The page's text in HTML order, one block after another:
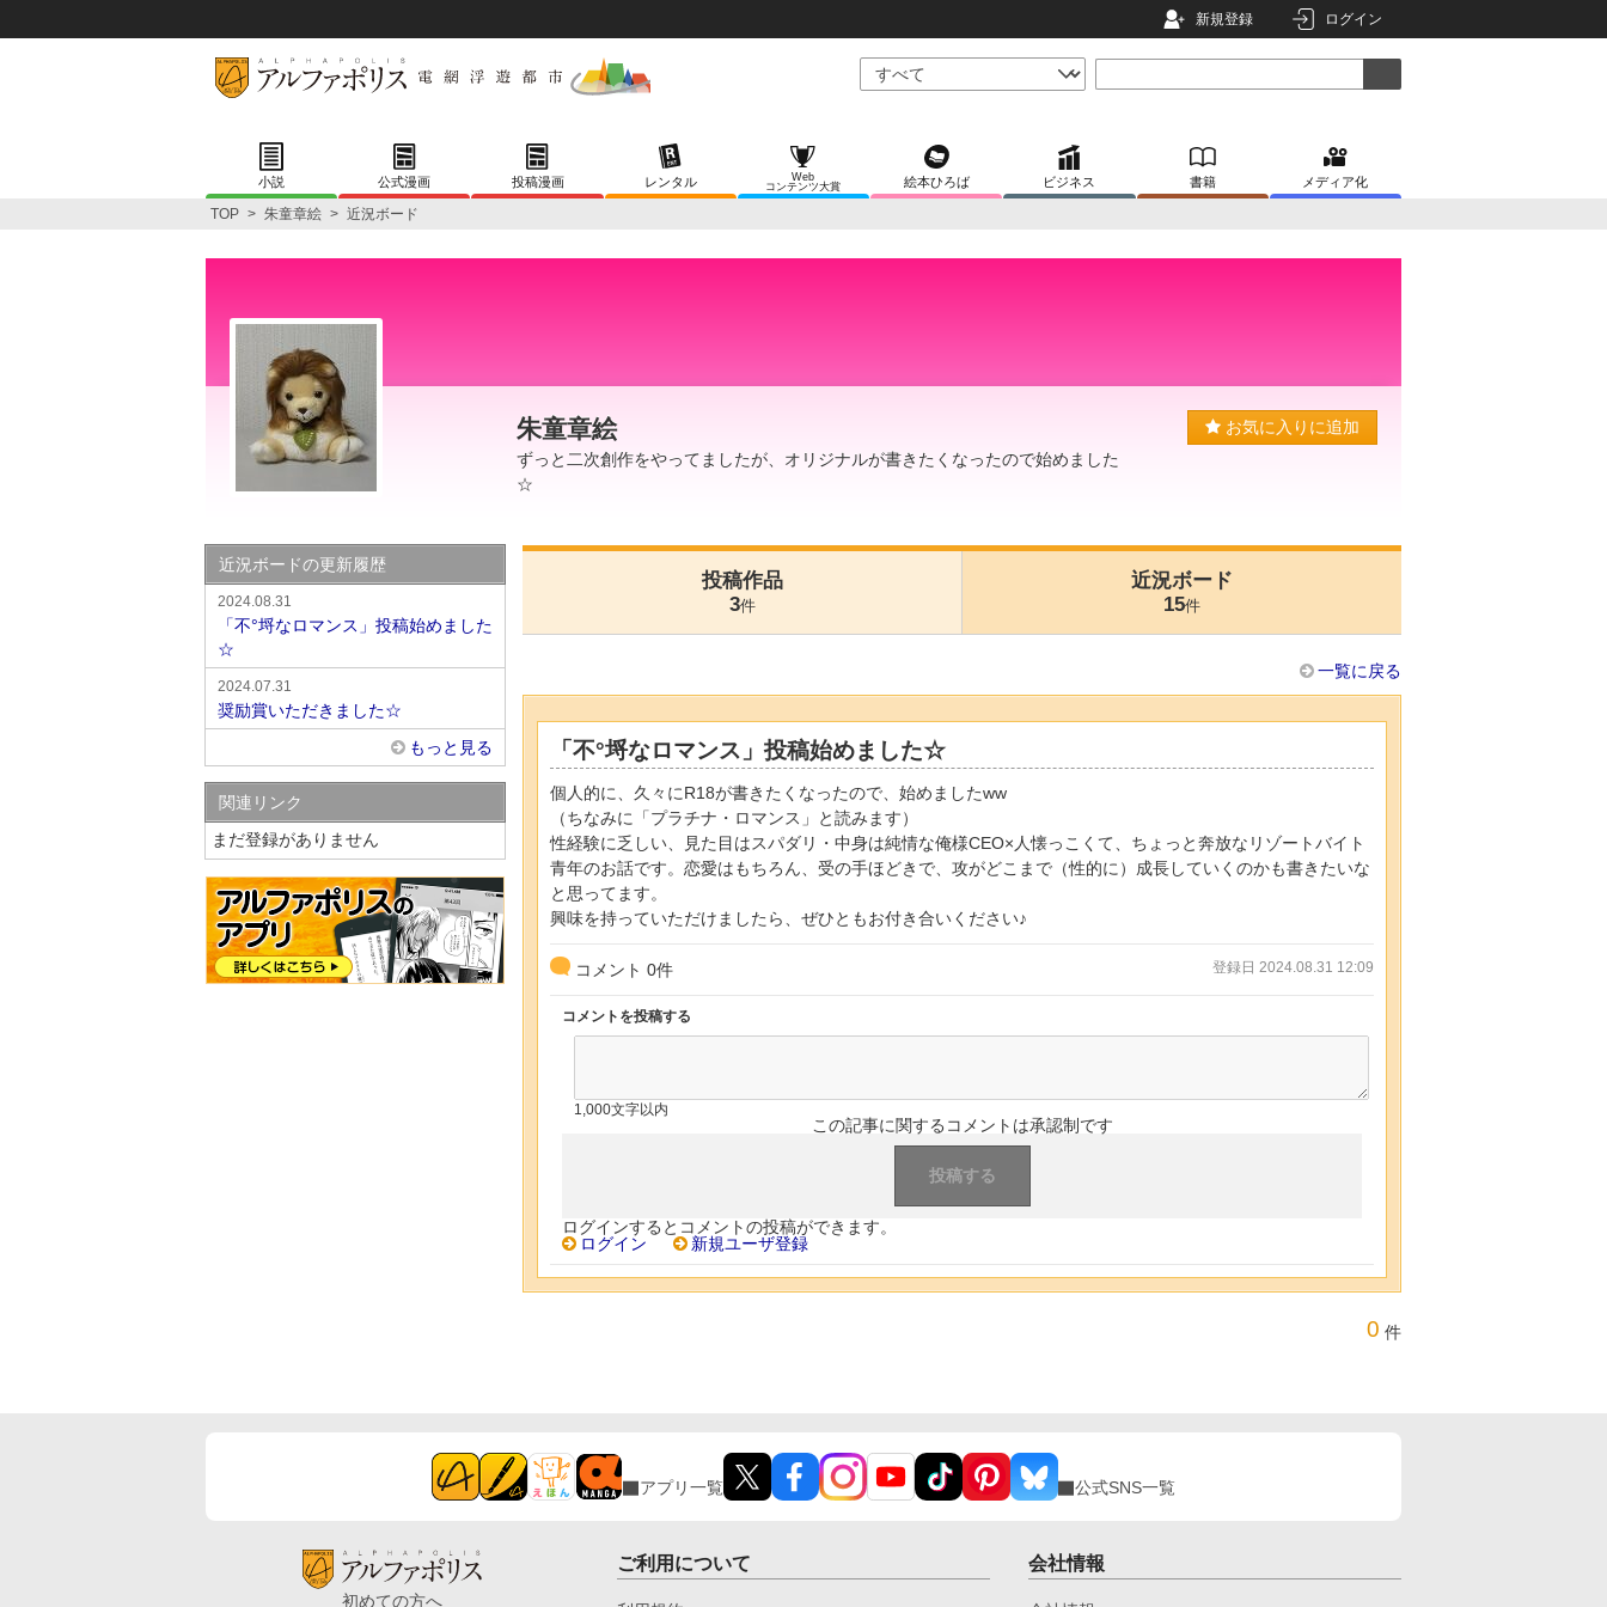
新規登録 ログイン
小説 公式漫画 投稿漫画 レンタル
Web
コンテンツ大賞
絵本ひろば ビジネス 書籍 メディア化
TOP > 朱童章絵 > 近況ボード
朱童章絵
ずっと二次創作をやってましたが、オリジナルが書きたくなったので始めました
☆
お気に入りに追加
投稿作品
3件
近況ボード
15件
一覧に戻る
「不°埒なロマンス」投稿始めました☆
個人的に、久々にR18が書きたくなったので、始めましたww
（ちなみに「プラチナ・ロマンス」と読みます）
性経験に乏しい、見た目はスパダリ・中身は純情な俺様CEO×人懐っこくて、ちょっと奔放なリゾートバイト
青年のお話です。恋愛はもちろん、受の手ほどきで、攻がどこまで（性的に）成長していくのかも書きたいな
と思ってます。
興味を持っていただけましたら、ぜひともお付き合いください♪
コメント 0件 登録日 2024.08.31 12:09
コメントを投稿する
1,000文字以内
この記事に関するコメントは承認制です
ログインするとコメントの投稿ができます。
ログイン
新規ユーザ登録
0 件
近況ボードの更新履歴
2024.08.31
「不°埒なロマンス」投稿始めました
☆
2024.07.31
奨励賞いただきました☆
もっと見る
関連リンク
まだ登録がありません
アプリ一覧 公式SNS一覧
初めての方へ
ご利用について 会社情報